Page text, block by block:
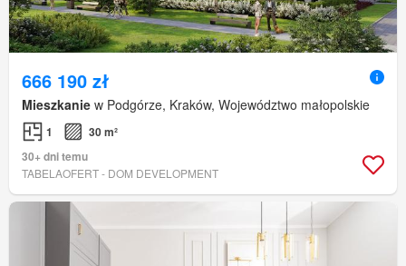
666 190 zł
Mieszkanie w Podgórze, Kraków, Województwo małopolskie
1
30 m²
30+ dni temu
TABELAOFERT - DOM DEVELOPMENT